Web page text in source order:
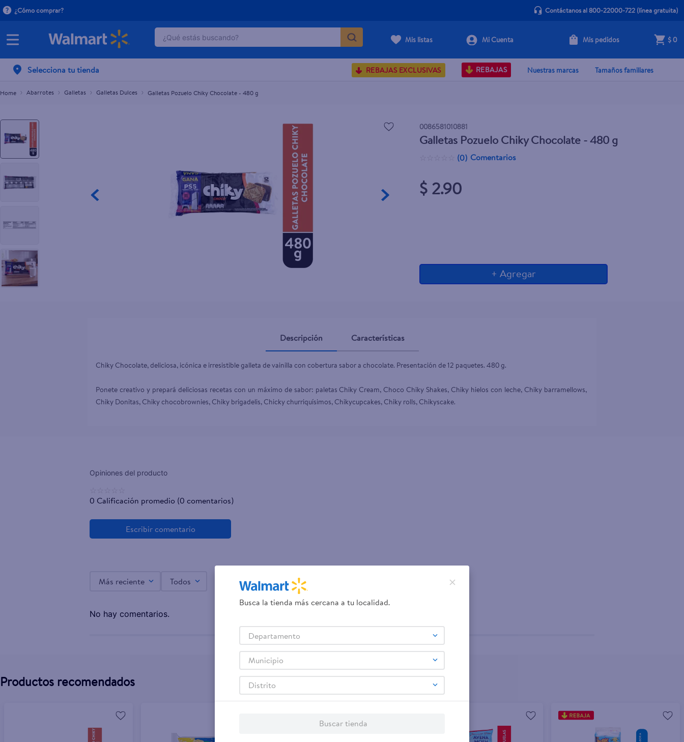
¿Cómo comprar? Contáctanos al 800-22000-722(línea gratuita)
¿Qué estás buscando?
Mis listas Mis pedidos $ 0
Selecciona tu tienda REBAJAS EXCLUSIVAS REBAJAS Nuestras marcas Tamaños familiares
Abarrotes Galletas Galletas Dulces Galletas Pozuelo Chiky Chocolate - 480 g
0086581010881
Galletas Pozuelo Chiky Chocolate - 480 g
(0) Comentarios
$ 2.90
+ Agregar
Galletas Pozuelo Chiky Chocolate - 480 g
+ Agregar
Descripción Características
Chiky Chocolate, deliciosa, icónica e irresistible galleta de vainilla con cobertura sabor a chocolate. Presentación de 12 paquetes. 480 g.
Ponete creativo y prepará deliciosas recetas con un máximo de sabor: paletas Chiky Cream, Choco Chiky Shakes, Chiky hielos con leche, Chiky barramellows,
Chiky Donitas, Chiky chocobrownies, Chiky brigadelis, Chicky churriquísimos, Chikycupcakes, Chiky rolls, Chikyscake.
0 Calificación promedio (0 comentarios)
Más reciente Todos
No hay comentarios.
Productos recomendados
Busca la tienda más cercana a tu localidad.
Departamento
Municipio
Distrito
Buscar tienda
TÉRMINOS MÁS BUSCADOS
2.
dove uv
7.
refrigerador
8 .
ventilador
9.
herbal rosa